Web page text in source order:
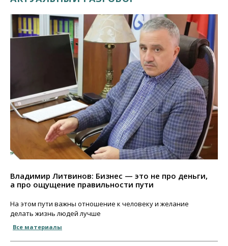
Владимир Литвинов: Бизнес — это не про деньги,
а про ощущение правильности пути
На этом пути важны отношение к человеку и желание
делать жизнь людей лучше
Все материалы